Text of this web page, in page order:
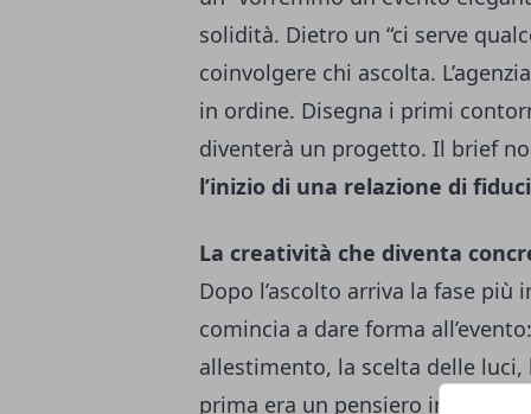
solidità. Dietro un “ci serve
coinvolgere chi ascolta.
in ordine. Disegna i primi
diventerà un progetto. Il brief
l’inizio di una relazione di
La creatività che diventa
Dopo l’ascolto arriva la fase
comincia a dare forma
allestimento, la scelta delle
prima era un pensiero inizia a